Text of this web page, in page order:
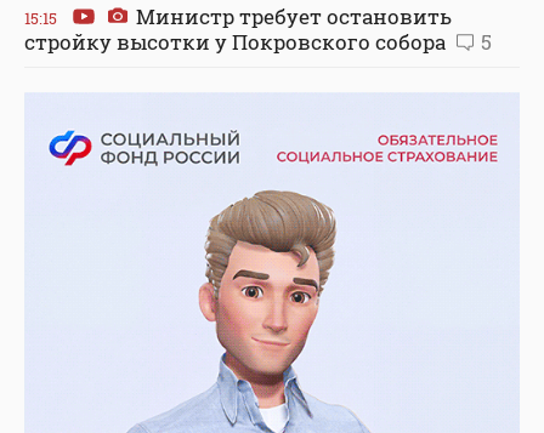
15:15
Министр требует остановить
стройку высотки у Покровского собора
5